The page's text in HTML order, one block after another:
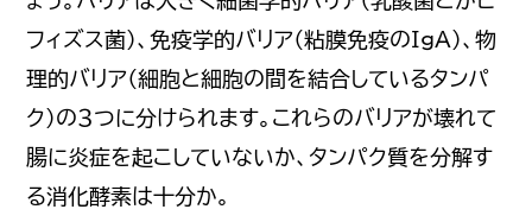
フィズス菌）、免疫学的バリア（粘膜免疫のIgA)、物
理的バリア（細胞と細胞の間を結合しているタンパ
ク）の３つに分けられます。これらのバリアが壊れて
腸に炎症を起こしていないか、タンパク質を分解す
る消化酵素は十分か。